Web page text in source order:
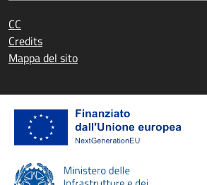
CC
Credits
Mappa del sito